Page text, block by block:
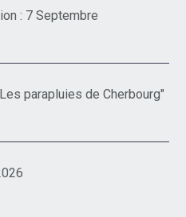
: 7 Septembre
parapluies de Cherbourg"